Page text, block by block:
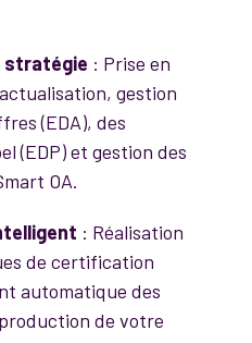
stratégie : Prise en
gestion
(EDA), des
(EDP) et gestion des
OA.
: Réalisation
de certification
automatique des
de votre